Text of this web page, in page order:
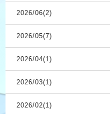
2026/06(2)
2026/05(7)
2026/04(1)
2026/03(1)
2026/02(1)